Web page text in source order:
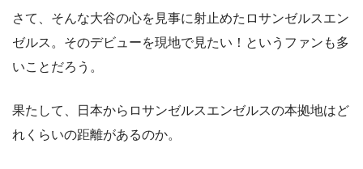
さて、そんな大谷の心を見事に射止めたロサンゼルスエン
ゼルス。そのデビューを現地で見たい！というファンも多
いことだろう。
果たして、日本からロサンゼルスエンゼルスの本拠地はど
れくらいの距離があるのか。